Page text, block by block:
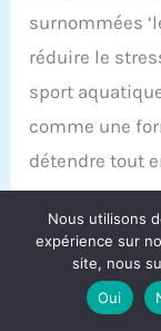
surnommées
réduire le
sport
comme une
détendre tout
Finalement,
un cocktail
bien-être
nous avons
Nous utilisons
expérience sur
site, nous
Oui